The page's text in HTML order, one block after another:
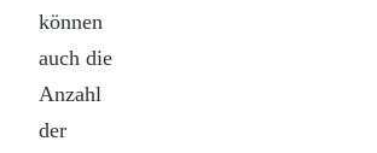
können
auch die
Anzahl
der